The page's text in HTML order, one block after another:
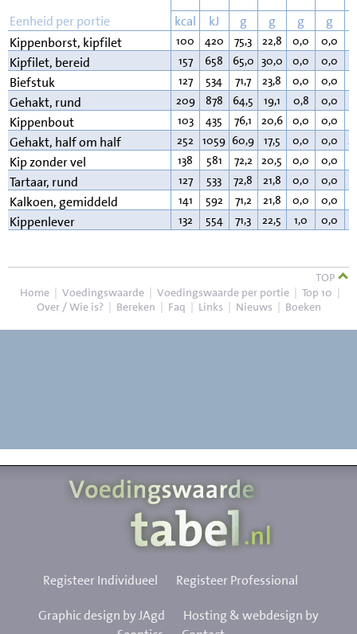
Eenheid per portie kcal kJ g g g g
Kippenborst, kipfilet
100 420 75,3 22,8 0,0 0,0
Kipfilet, bereid 157 658 65,0 30,0 0,0 0,0
Biefstuk 127 534 71,7 23,8 0,0 0,0
Gehakt, rund 209 878 64,5 19,1 0,8 0,0
Kippenbout 103 435 76,1 20,6 0,0 0,0
Gehakt, half om half 252 1059 60,9 17,5 0,0 0,0
Kip zonder vel 138 581 72,2 20,5 0,0 0,0
Tartaar, rund 127 533 72,8 21,8 0,0 0,0
Kalkoen, gemiddeld 141 592 71,2 21,8 0,0 0,0
Kippenlever 132 554 71,3 22,5 1,0 0,0
TOP
Home | Voedingswaarde | Voedingswaarde per portie | Top 10 |
Over / Wie is? | Bereken | Faq | Links | Nieuws | Boeken
Registeer Individueel Registeer Professional
Graphic design by JAgd
Hosting & webdesign by